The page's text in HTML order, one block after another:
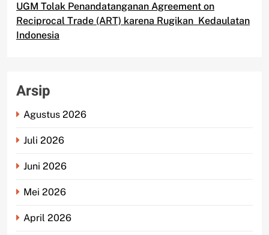
UGM Tolak Penandatanganan Agreement on
Reciprocal Trade (ART) karena Rugikan Kedaulatan
Indonesia
Arsip
Agustus 2026
Juli 2026
Juni 2026
Mei 2026
April 2026